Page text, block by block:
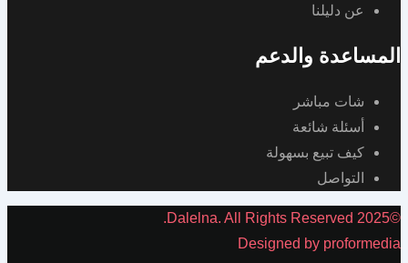
عن دليلنا
المساعدة والدعم
شات مباشر
أسئلة شائعة
كيف تبيع بسهولة
التواصل
©2025 Dalelna. All Rights Reserved.
Designed by proformedia